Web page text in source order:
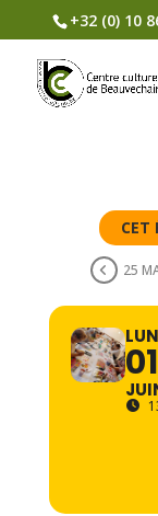
+32 (0) 10
CET
25
LUN
01